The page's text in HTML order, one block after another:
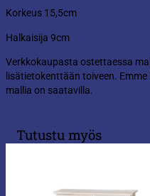
Korkeus 15,5cm
Halkaisija 9cm
Verkkokaupasta ostettaessa
lisätietokenttään toiveen.
mallia on saatavilla.
Tutustu myös